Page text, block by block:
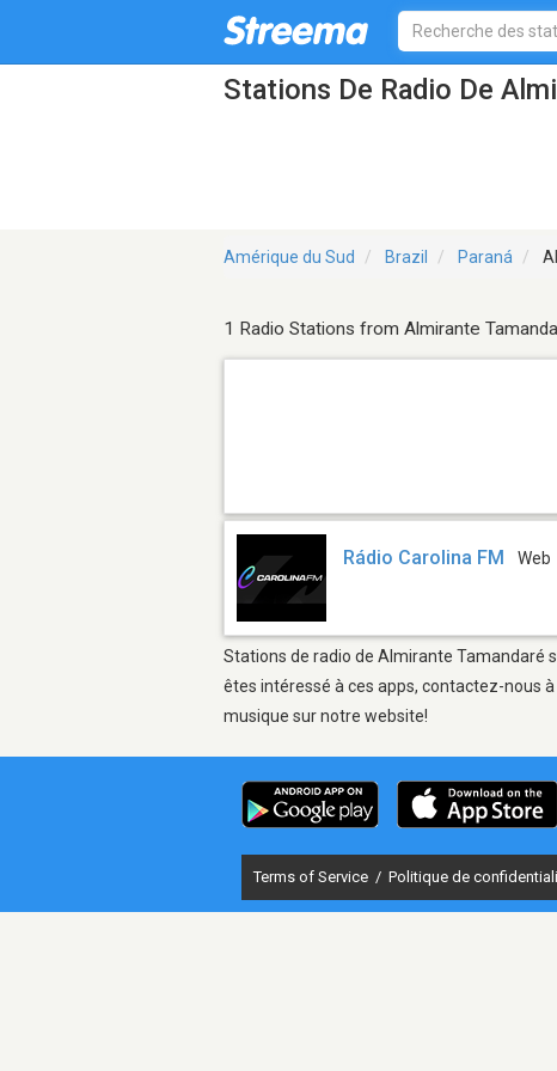
Stations De Radio De
Amérique du Sud Brazil Paraná
1 Radio Stations from Almirante
Rádio Carolina FM Web
Stations de radio de Almirante Tamandaré
êtes intéressé à ces apps, contactez-nous
musique sur notre website!
Terms of Service / Politique de